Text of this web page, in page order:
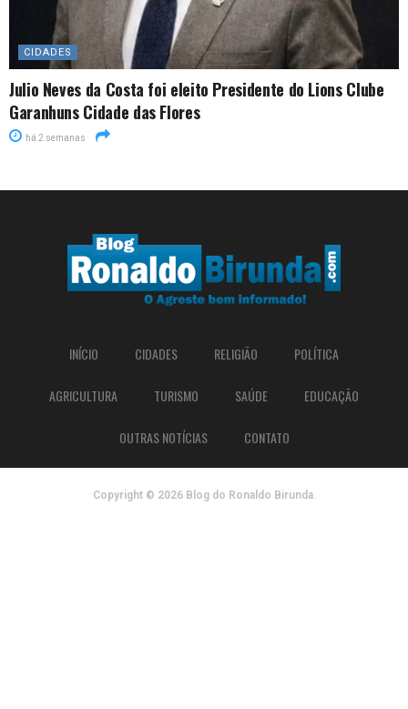
CIDADES
Julio Neves da Costa foi eleito Presidente do Lions Clube
Garanhuns Cidade das Flores
há 2 semanas
INÍCIO CIDADES RELIGIÃO POLÍTICA
AGRICULTURA TURISMO SAÚDE EDUCAÇÃO
OUTRAS NOTÍCIAS CONTATO
Copyright © 2026 Blog do Ronaldo Birunda.